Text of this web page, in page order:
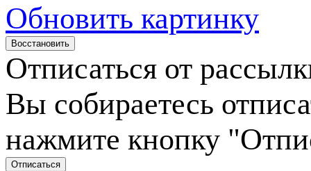
Обновить картинку
Отписаться от
Вы собираетесь
нажмите кнопку